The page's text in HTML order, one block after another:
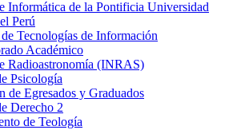
Informática de la Pontificia Universidad
Perú
Tecnologías de Información
Académico
Radioastronomía (INRAS)
Psicología
de Egresados y Graduados
Derecho 2
de Teología